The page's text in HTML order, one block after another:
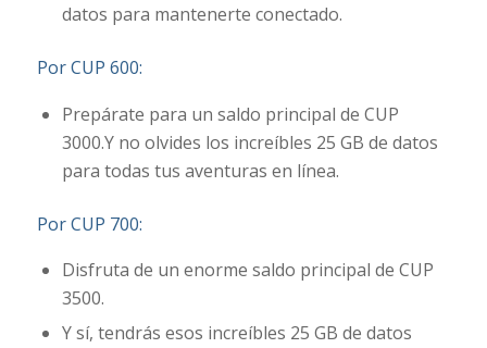
datos para mantenerte conectado.
Por CUP 600:
Prepárate para un saldo principal de CUP
3000.Y no olvides los increíbles 25 GB de datos
para todas tus aventuras en línea.
Por CUP 700:
Disfruta de un enorme saldo principal de CUP
3500.
Y sí, tendrás esos increíbles 25 GB de datos